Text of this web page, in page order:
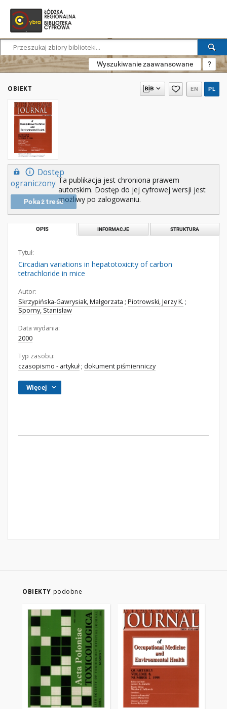
Wyszukiwanie zaawansowane ?
OBIEKT EN PL
Dostęp
ograniczony
Pokaż treść
Ta publikacja jest chroniona prawem
autorskim. Dostęp do jej cyfrowej wersji jest
możliwy po zalogowaniu.
OPIS INFORMACJE STRUKTURA
Tytuł:
Circadian variations in hepatotoxicity of carbon
tetrachloride in mice
Autor:
Skrzypińska-Gawrysiak, Małgorzata ; Piotrowski, Jerzy K. ;
Sporny, Stanisław
Data wydania:
2000
Typ zasobu:
czasopismo - artykuł ; dokument piśmienniczy
Więcej
OBIEKTY podobne